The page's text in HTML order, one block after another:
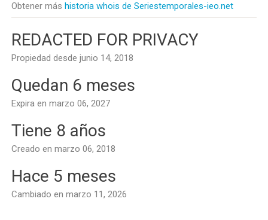
Obtener más historia whois de Seriestemporales-ieo.net
REDACTED FOR PRIVACY
Propiedad desde junio 14, 2018
Quedan 6 meses
Expira en marzo 06, 2027
Tiene 8 años
Creado en marzo 06, 2018
Hace 5 meses
Cambiado en marzo 11, 2026